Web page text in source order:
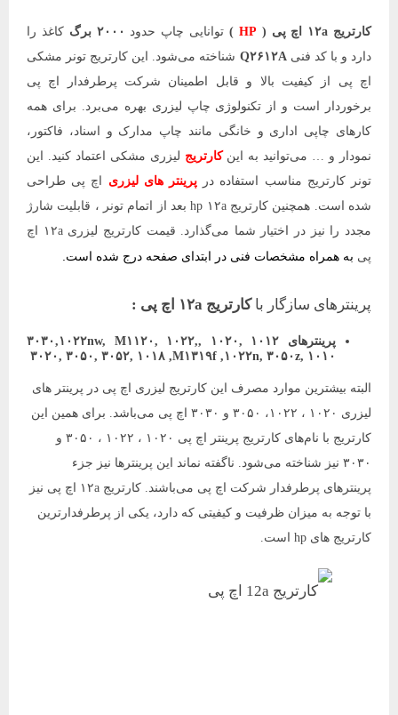
کارتریج ۱۲a اچ پی (
HP
) توانایی چاپ حدود۲۰۰۰ برگ
کاغذ را
دارد و با کد فنیQ۲۶۱۲A شناخته می‌شود. این کارتریج تونر مشکی
اچ پی از کیفیت بالا و قابل اطمینان شرکت پرطرفدار اچ پی
برخوردار است و از تکنولوژی چاپ لیزری بهره می‌برد. برای همه
کارهای چاپی اداری و خانگی مانند چاپ مدارک و اسناد، فاکتور،
نمودار و … می‌توانید به اینکارتریج لیزری مشکی اعتماد کنید. این
تونر کارتریج مناسب استفاده در پرینتر های لیزری اچ پی طراحی
شده است. همچنین کارتریج hp ۱۲a بعد از اتمام تونر ، قابلیت شارژ
مجدد را نیز در اختیار شما می‌گذارد. قیمت کارتریج لیزری ۱۲a اچ
پی به همراه مشخصات فنی در ابتدای صفحه درج شده است.
پرینترهای سازگار باکارتریج ۱۲a اچ پی :
پرینترهای ۱۰۱۲ ,۱۰۲۰ ,۳۰۳۰,۱۰۲۲nw, M۱۱۲۰, ۱۰۲۲,
۳۰۲۰, ۳۰۵۰, ۳۰۵۲, ۱۰۱۸ ,M۱۳۱۹f ,۱۰۲۲n, ۳۰۵۰z, ۱۰۱۰
البته بیشترین موارد مصرف این کارتریج لیزری اچ پی در پرینتر های
لیزری ۱۰۲۰ ، ۱۰۲۲، ۳۰۵۰ و ۳۰۳۰ اچ پی می‌باشد. برای همین این
کارتریج با نام‌های کارتریج پرینتر اچ پی ۱۰۲۰ ، ۱۰۲۲ ، ۳۰۵۰ و
۳۰۳۰ نیز شناخته می‌شود. ناگفته نماند این پرینترها نیز جزء
پرینترهای پرطرفدار شرکت اچ پی می‌باشند. کارتریج ۱۲a اچ پی نیز
با توجه به میزان ظرفیت و کیفیتی که دارد، یکی از پرطرفدارترین
کارتریج های hp است.